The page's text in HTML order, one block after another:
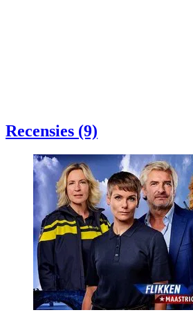
Recensies (9)